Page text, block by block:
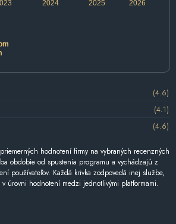
2024 2026
2025
(4.6)
(4.1)
(4.6)
hodnotení firmy na vybraných recenzných
obdobie od spustenia programu a vychádzajú z
používateľov. Každá krivka zodpovedá inej službe,
úrovni hodnotení medzi jednotlivými platformami.